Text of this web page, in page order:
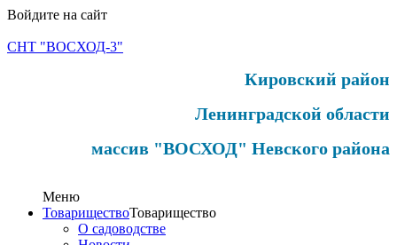
Войдите на сайт
СНТ "ВОСХОД-3"
Кировский район
Ленинградской области
массив "ВОСХОД" Невского района
Меню
ТовариществоТоварищество
О садоводстве